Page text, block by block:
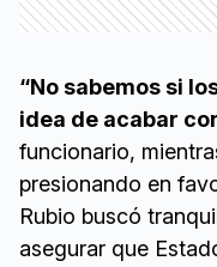
“No sabemos si
idea de acabar
funcionario,
presionando en
Rubio buscó
asegurar que